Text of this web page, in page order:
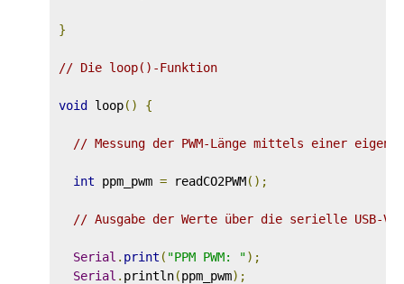
}
// Die loop()-Funktion
void loop() {
// Messung der PWM-Länge mittels einer
int ppm_pwm = readCO2PWM();
// Ausgabe der Werte über die serielle USB-
Serial . print ( "PPM PWM: ");
Serial . println(ppm_pwm);